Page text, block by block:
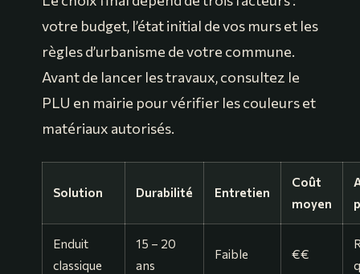
votre budget, l’état initial de vos murs et les
règles d’urbanisme de votre commune.
Avant de lancer les travaux, consultez le
PLU en mairie pour vérifier les couleurs et
matériaux autorisés.
Solution Durabilité Entretien
Coût
moyen
Enduit
classique
15 – 20
ans
Faible €€